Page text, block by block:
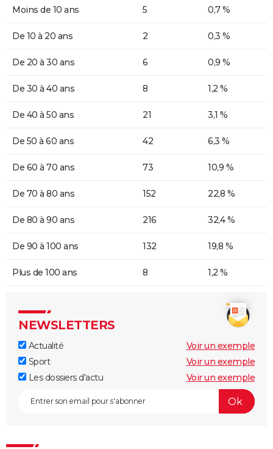
Moins de 10 ans 5 0,7 %
De 10 à 20 ans 2 0,3 %
De 20 à 30 ans 6 0,9 %
De 30 à 40 ans 8 1,2 %
De 40 à 50 ans 21 3,1 %
De 50 à 60 ans 42 6,3 %
De 60 à 70 ans 73 10,9 %
De 70 à 80 ans 152 22,8 %
De 80 à 90 ans 216 32,4 %
De 90 à 100 ans 132 19,8 %
Plus de 100 ans 8 1,2 %
NEWSLETTERS
Actualité
Voir un exemple
Sport
Voir un exemple
Les dossiers d'actu
Voir un exemple